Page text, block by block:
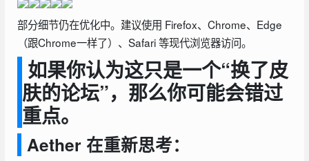
部分细节仍在优化中。建议使用 Firefox、Chrome、Edge
（跟Chrome一样了）、Safari 等现代浏览器访问。
如果你认为这只是一个“换了皮
肤的论坛”，那么你可能会错过
重点。
Aether 在重新思考：